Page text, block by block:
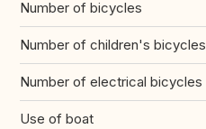
Number of bicycles
Number of children's bicycles
Number of electrical bicycles
Use of boat